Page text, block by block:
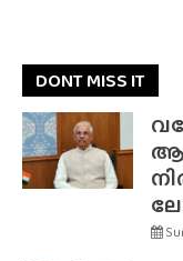
DONT MISS IT